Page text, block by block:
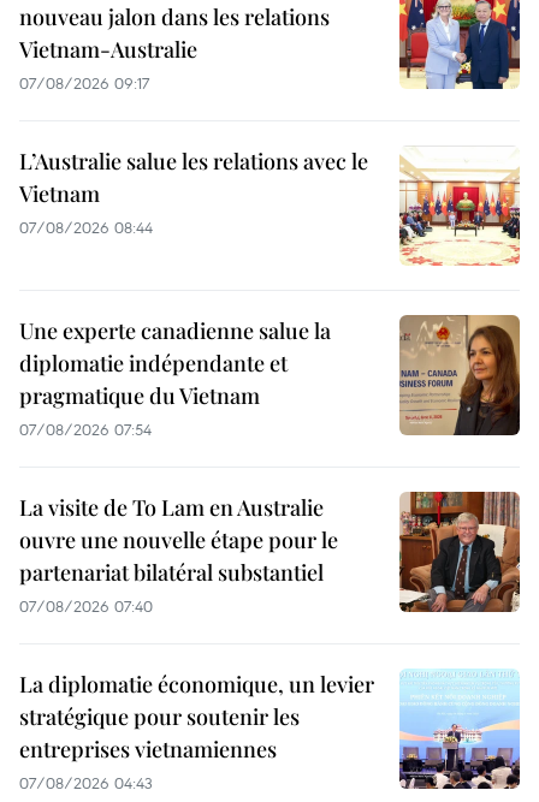
nouveau jalon dans les relations
Vietnam-Australie
07/08/2026 09:17
L’Australie salue les relations avec le
Vietnam
07/08/2026 08:44
Une experte canadienne salue la
diplomatie indépendante et
pragmatique du Vietnam
07/08/2026 07:54
La visite de To Lam en Australie
ouvre une nouvelle étape pour le
partenariat bilatéral substantiel
07/08/2026 07:40
La diplomatie économique, un levier
stratégique pour soutenir les
entreprises vietnamiennes
07/08/2026 04:43